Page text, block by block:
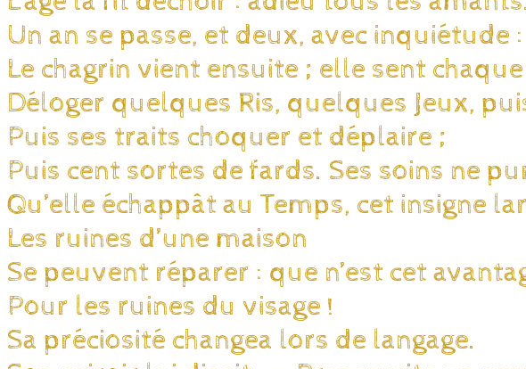
Un an se passe, et deux, avec inquiétude :
Le chagrin vient ensuite ; elle sent
Déloger quelques Ris, quelques Jeux,
Puis ses traits choquer et déplaire ;
Puis cent sortes de fards. Ses soins ne
Qu’elle échappât au Temps, cet insigne
Les ruines d’une maison
Se peuvent réparer : que n’est cet
Pour les ruines du visage !
Sa préciosité changea lors de langage.